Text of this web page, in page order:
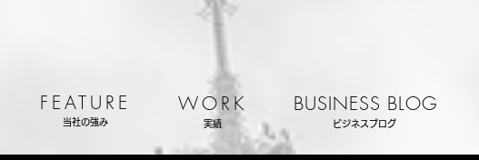
FEATURE
当社の強み
WORK
実績
BUSINESS BLOG
ビジネスブログ